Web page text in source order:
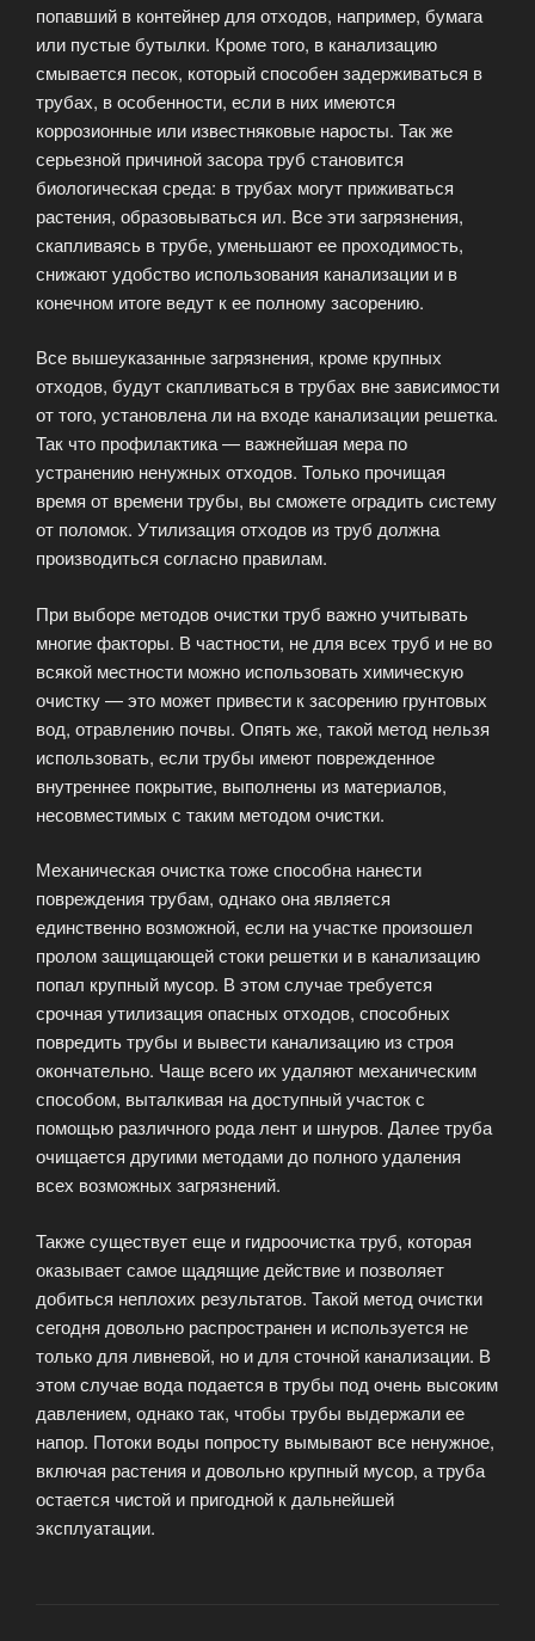
попавший в контейнер для отходов, например, бумага
или пустые бутылки. Кроме того, в канализацию
смывается песок, который способен задерживаться в
трубах, в особенности, если в них имеются
коррозионные или известняковые наросты. Так же
серьезной причиной засора труб становится
биологическая среда: в трубах могут приживаться
растения, образовываться ил. Все эти загрязнения,
скапливаясь в трубе, уменьшают ее проходимость,
снижают удобство использования канализации и в
конечном итоге ведут к ее полному засорению.
Все вышеуказанные загрязнения, кроме крупных
отходов, будут скапливаться в трубах вне зависимости
от того, установлена ли на входе канализации решетка.
Так что профилактика — важнейшая мера по
устранению ненужных отходов. Только прочищая
время от времени трубы, вы сможете оградить систему
от поломок. Утилизация отходов из труб должна
производиться согласно правилам.
При выборе методов очистки труб важно учитывать
многие факторы. В частности, не для всех труб и не во
всякой местности можно использовать химическую
очистку — это может привести к засорению грунтовых
вод, отравлению почвы. Опять же, такой метод нельзя
использовать, если трубы имеют поврежденное
внутреннее покрытие, выполнены из материалов,
несовместимых с таким методом очистки.
Механическая очистка тоже способна нанести
повреждения трубам, однако она является
единственно возможной, если на участке произошел
пролом защищающей стоки решетки и в канализацию
попал крупный мусор. В этом случае требуется
срочная утилизация опасных отходов, способных
повредить трубы и вывести канализацию из строя
окончательно. Чаще всего их удаляют механическим
способом, выталкивая на доступный участок с
помощью различного рода лент и шнуров. Далее труба
очищается другими методами до полного удаления
всех возможных загрязнений.
Также существует еще и гидроочистка труб, которая
оказывает самое щадящие действие и позволяет
добиться неплохих результатов. Такой метод очистки
сегодня довольно распространен и используется не
только для ливневой, но и для сточной канализации. В
этом случае вода подается в трубы под очень высоким
давлением, однако так, чтобы трубы выдержали ее
напор. Потоки воды попросту вымывают все ненужное,
включая растения и довольно крупный мусор, а труба
остается чистой и пригодной к дальнейшей
эксплуатации.